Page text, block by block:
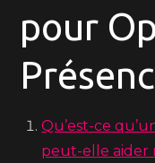
pour
Qu’est-ce
peut-elle aider